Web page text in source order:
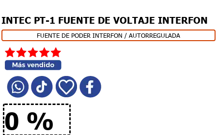
y
garantías
PROMOCIONES
CATÁLOGO
FIN
DE
MES
INTEC PT-1 FUENTE DE VOLTAJE INTERFON
FUENTE DE PODER INTERFON / AUTORREGULADA
0 %